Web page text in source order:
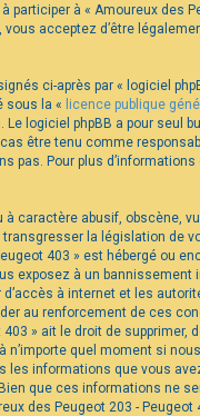
participer à « Amoureux des
acceptez d’être
ci-après par « logiciel
sous la « licence publique
Le logiciel phpBB a pour seul
être tenu comme
pas. Pour plus
caractère abusif, obscène,
la législation de
403 » est hébergé ou
exposez à un
à internet et les
au renforcement de ces
» ait le droit de supprimer,
n’importe quel moment si
les informations que vous
que ces informations ne
des Peugeot 203 - Peugeot